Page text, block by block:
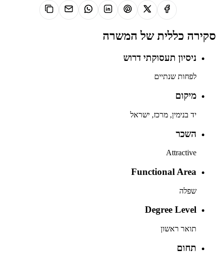
סקירה כללית של המשרה
ניסיון תעסוקתי דרוש
לפחות שנתיים
מיקום
יד בנימין, מרכז, ישראל
השכר
Attractive
Functional Area
שפלה
Degree Level
תואר ראשון
תחום